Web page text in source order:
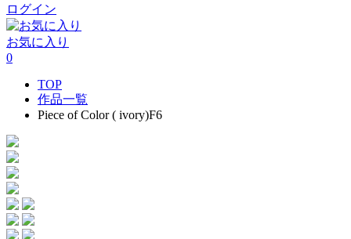
ログイン
お気に入り
0
TOP
作品一覧
Piece of Color ( ivory)F6